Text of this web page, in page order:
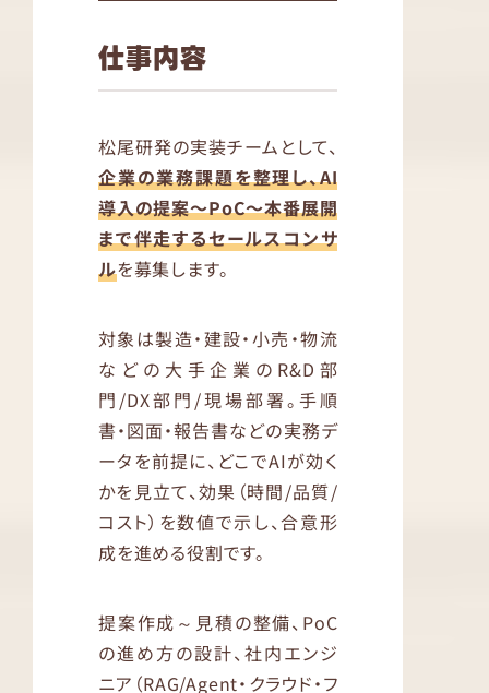
仕事内容
松尾研発の実装チームとして、
企業の業務課題を整理し、AI
導入の提案〜PoC〜本番展開
まで伴走するセールスコンサ
ルを募集します。
対象は製造・建設・小売・物流
などの大手企業のR&D部
門/DX部門/現場部署。手順
書・図面・報告書などの実務デ
ータを前提に、どこでAIが効く
かを見立て、効果（時間/品質/
コスト）を数値で示し、合意形
成を進める役割です。
提案作成～見積の整備、PoC
の進め方の設計、社内エンジ
ニア（RAG/Agent・クラウド・フ